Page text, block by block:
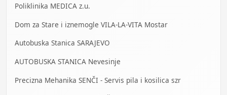
Poliklinika MEDICA z.u.
Dom za Stare i iznemogle VILA-LA-VITA Mostar
Autobuska Stanica SARAJEVO
AUTOBUSKA STANICA Nevesinje
Precizna Mehanika SENČI - Servis pila i kosilica szr